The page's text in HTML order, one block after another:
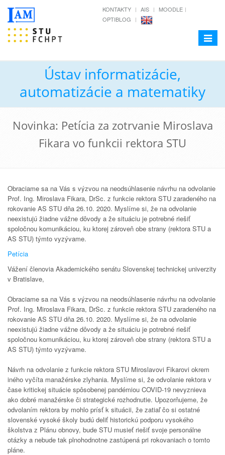
KONTAKTY AIS
MOODLE
OPTIBLOG
Toggle
Ústav informatizácie,
automatizácie a matematiky
Novinka: Petícia za zotrvanie Miroslava
Fikara vo funkcii rektora STU
Obraciame sa na Vás s výzvou na neodsúhlasenie návrhu na odvolanie
Prof. Ing. Miroslava Fikara, DrSc. z funkcie rektora STU zaradeného na
rokovanie AS STU dňa 26.10. 2020. Myslíme si, že na odvolanie
neexistujú žiadne vážne dôvody a že situáciu je potrebné riešiť
spoločnou komunikáciou, ku ktorej zároveň obe strany (rektora STU a
AS STU) týmto vyzývame.
Petícia
Vážení členovia Akademického senátu Slovenskej technickej univerzity
v Bratislave,
Obraciame sa na Vás s výzvou na neodsúhlasenie návrhu na odvolanie
Prof. Ing. Miroslava Fikara, DrSc. z funkcie rektora STU zaradeného na
rokovanie AS STU dňa 26.10. 2020. Myslíme si, že na odvolanie
neexistujú žiadne vážne dôvody a že situáciu je potrebné riešiť
spoločnou komunikáciou, ku ktorej zároveň obe strany (rektora STU a
AS STU) týmto vyzývame.
Návrh na odvolanie z funkcie rektora STU Miroslavovi Fikarovi okrem
iného vyčíta manažérske zlyhania. Myslíme si, že odvolanie rektora v
čase kritickej situácie spôsobenej pandémiou COVID-19 nevyznieva
ako dobré manažérske či strategické rozhodnutie. Upozorňujeme, že
odvolaním rektora by mohlo prísť k situácii, že zatiaľ čo si ostatné
slovenské vysoké školy budú deliť historickú podporu vysokého
školstva z Plánu obnovy, bude STU musieť riešiť svoje personálne
otázky a nebude tak plnohodnotne zastúpená pri rokovaniach o tomto
pláne.